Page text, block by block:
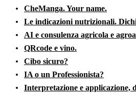
CheManga. Your name.
Le indicazioni nutrizionali.
AI e consulenza agricola e
QRcode e vino.
Cibo sicuro?
IA o un Professionista?
Interpretazione e applicazione,